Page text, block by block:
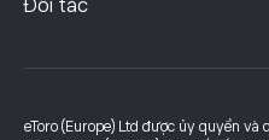
Đối tác
eToro (Europe) Ltd được ủy quyền và